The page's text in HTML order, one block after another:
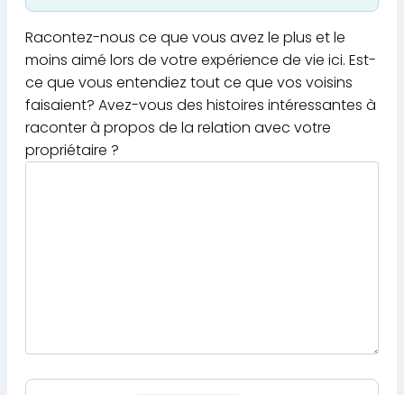
Racontez-nous ce que vous avez le plus et le
moins aimé lors de votre expérience de vie ici. Est-
ce que vous entendiez tout ce que vos voisins
faisaient? Avez-vous des histoires intéressantes à
raconter à propos de la relation avec votre
propriétaire ?